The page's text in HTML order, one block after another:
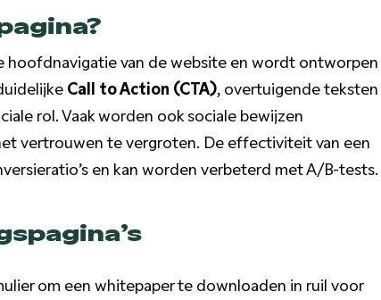
hoofdnavigatie van de website en wordt ontworpen
Call to Action (CTA), overtuigende teksten
rol. Vaak worden ook sociale bewijzen
vertrouwen te vergroten. De effectiviteit van een
en kan worden verbeterd met A/B-tests.
om een whitepaper te downloaden in ruil voor